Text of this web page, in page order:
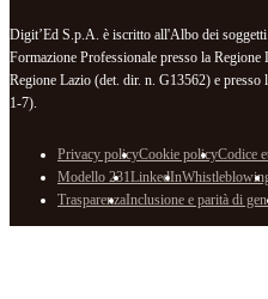
Digit’Ed S.p.A. è iscritto all'Albo dei
Formazione Professionale presso la
Regione Lazio (det. dir. n. G13562) e presso
1-7).
Privacy policyCookie policyCodice
Modello 231LinkedIn
TrasparenzaInclusione e parità di